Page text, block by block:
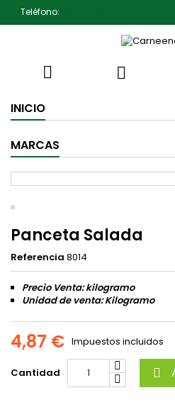
Teléfono:
 
INICIO
MARCAS
Panceta Salada
Referencia 8014
Precio Venta: kilogramo
Unidad de venta: Kilogramo
4,87 € Impuestos incluidos
Cantidad 